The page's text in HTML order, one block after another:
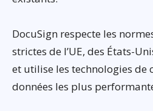
DocuSign respecte les
strictes de l’UE, des États-
et utilise les technologies de
données les plus